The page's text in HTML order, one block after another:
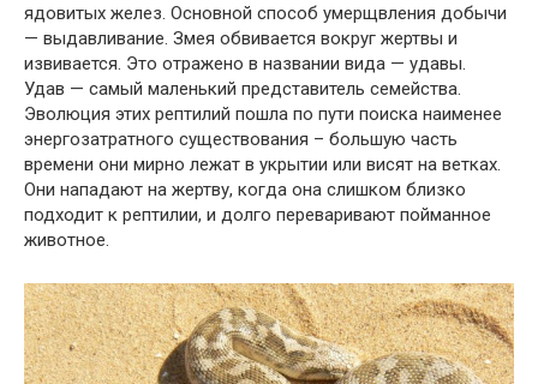
ядовитых желез. Основной способ умерщвления добычи
— выдавливание. Змея обвивается вокруг жертвы и
извивается. Это отражено в названии вида — удавы.
Удав — самый маленький представитель семейства.
Эволюция этих рептилий пошла по пути поиска наименее
энергозатратного существования – большую часть
времени они мирно лежат в укрытии или висят на ветках.
Они нападают на жертву, когда она слишком близко
подходит к рептилии, и долго переваривают пойманное
животное.